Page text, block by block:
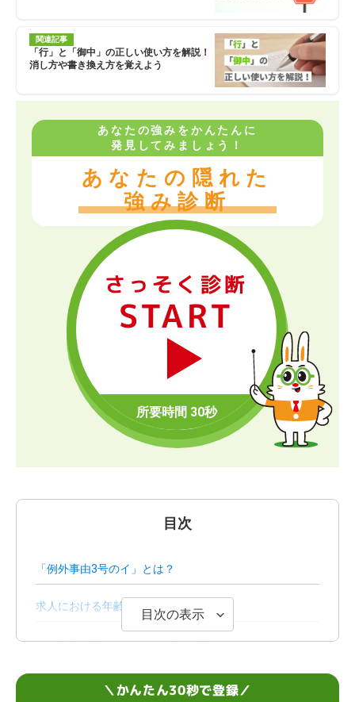
関連記事
「行」と「御中」の正しい使い方を解説！
消し方や書き換え方を覚えよう
あなたの強みをかんたんに
発見してみましょう！
あなたの隠れた
強み診断
さっそく診断
START
目次
「例外事由3号のイ」とは？
求人における年齢制限の原則禁止とは
年齢制限が認められる例外事由6区分
目次の表示
＼かんたん30秒で登録／